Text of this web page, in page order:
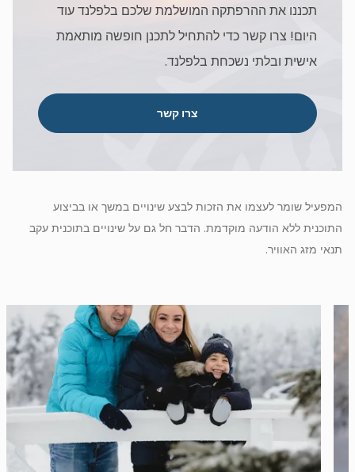
תכננו את ההרפתקה המושלמת שלכם בלפלנד עוד
היום! צרו קשר כדי להתחיל לתכנן חופשה מותאמת
אישית ובלתי נשכחת בלפלנד.
צרו קשר
המפעיל שומר לעצמו את הזכות לבצע שינויים במשך או בביצוע
התוכנית ללא הודעה מוקדמת. הדבר חל גם על שינויים בתוכנית עקב
תנאי מזג האוויר.